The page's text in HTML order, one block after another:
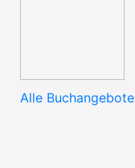
Alle Buchangebote